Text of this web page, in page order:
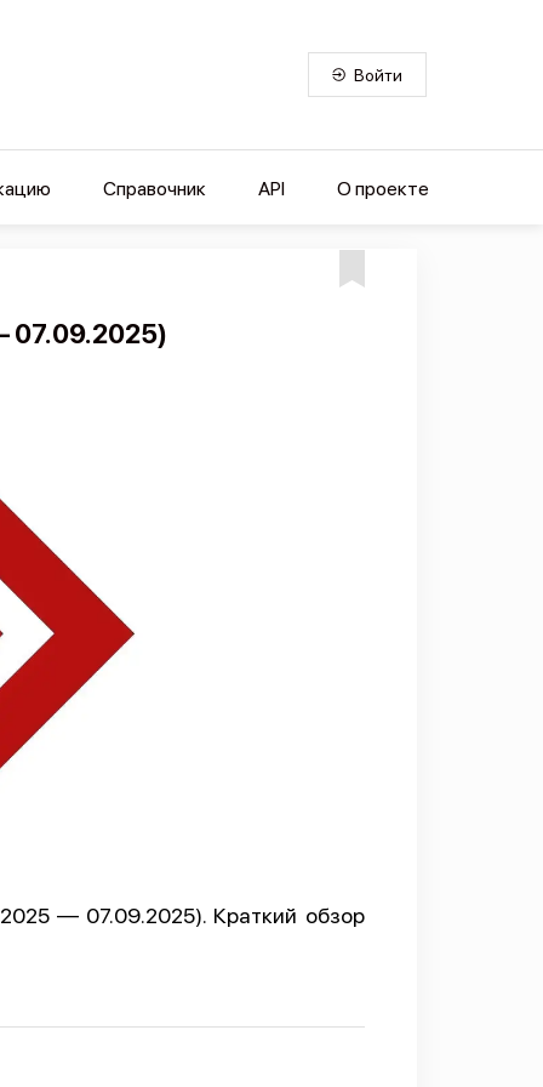
Войти
Справочник API О проекте
07.09.2025)
— 07.09.2025). Краткий обзор